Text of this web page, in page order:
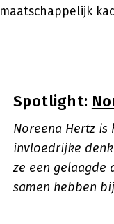
maatschappelijk
Spotlight:
Noreena Hertz is
invloedrijke
ze een gelaagde
samen hebben